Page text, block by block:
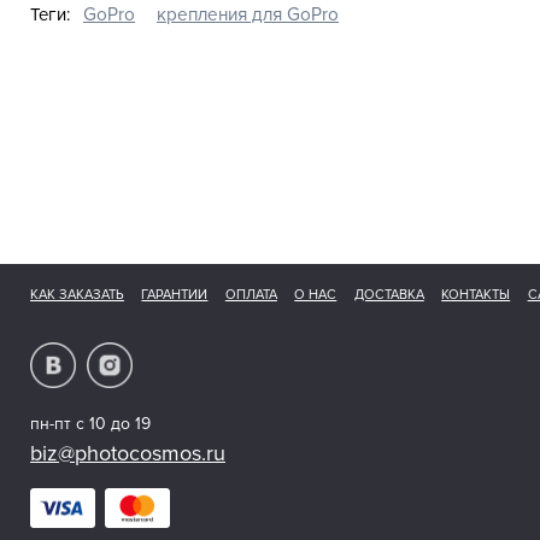
Теги: GoPro крепления для GoPro
КАК ЗАКАЗАТЬ ГАРАНТИИ ОПЛАТА О НАС ДОСТАВКА КОНТАКТЫ
пн-пт с 10 до 19
biz@photocosmos.ru